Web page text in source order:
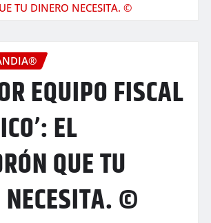
TU DINERO NECESITA. ©
EQUIPO FISCAL
EL
QUE TU
NECESITA. ©